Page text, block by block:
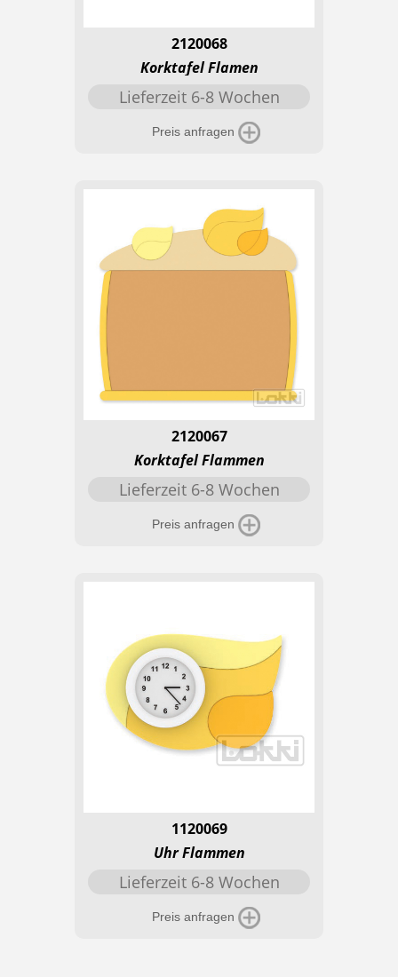
2120068
Korktafel Flamen
Lieferzeit 6-8 Wochen
Preis anfragen
2120067
Korktafel Flammen
Lieferzeit 6-8 Wochen
Preis anfragen
1120069
Uhr Flammen
Lieferzeit 6-8 Wochen
Preis anfragen